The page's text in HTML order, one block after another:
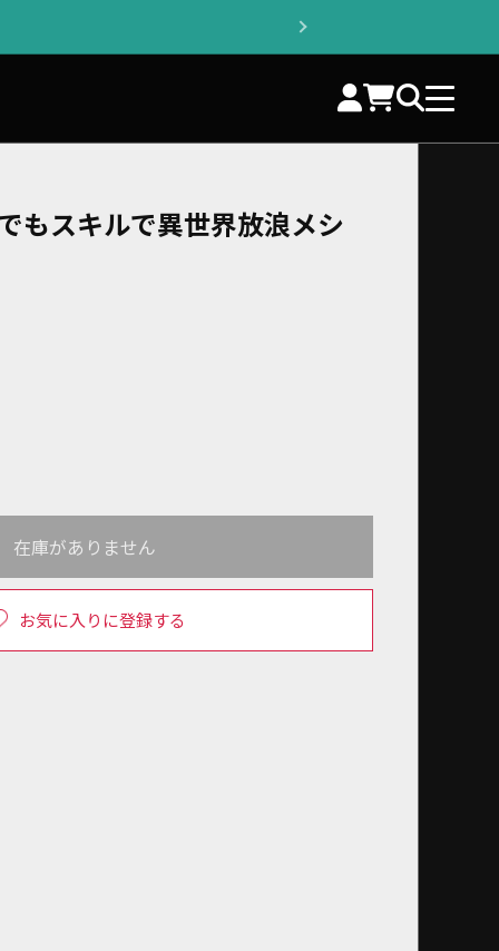
もスキルで異世界放浪メシ
お気に入りに登録する
在庫がありません